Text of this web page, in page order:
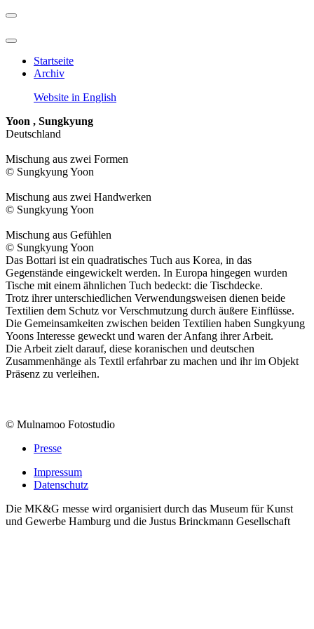
Startseite
Archiv
Website in English
Yoon , Sungkyung
Deutschland
Mischung aus zwei Formen
© Sungkyung Yoon
Mischung aus zwei Handwerken
© Sungkyung Yoon
Mischung aus Gefühlen
© Sungkyung Yoon
Das Bottari ist ein quadratisches Tuch aus Korea, in das
Gegenstände eingewickelt werden. In Europa hingegen wurden
Tische mit einem ähnlichen Tuch bedeckt: die Tischdecke.
Trotz ihrer unterschiedlichen Verwendungsweisen dienen beide
Textilien dem Schutz vor Verschmutzung durch äußere Einflüsse.
Die Gemeinsamkeiten zwischen beiden Textilien haben Sungkyung
Yoons Interesse geweckt und waren der Anfang ihrer Arbeit.
Die Arbeit zielt darauf, diese koranischen und deutschen
Zusammenhänge als Textil erfahrbar zu machen und ihr im Objekt
Präsenz zu verleihen.
© Mulnamoo Fotostudio
Presse
Impressum
Datenschutz
Die MK&G messe wird organisiert durch das Museum für Kunst
und Gewerbe Hamburg und die Justus Brinckmann Gesellschaft